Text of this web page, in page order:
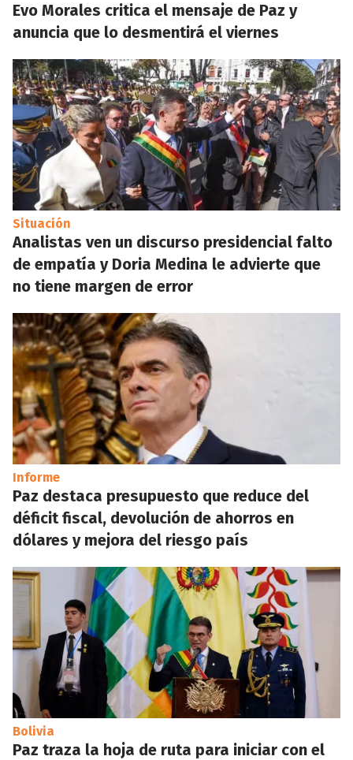
Evo Morales critica el mensaje de Paz y
anuncia que lo desmentirá el viernes
Situación
Analistas ven un discurso presidencial falto
de empatía y Doria Medina le advierte que
no tiene margen de error
Informe
Paz destaca presupuesto que reduce del
déficit fiscal, devolución de ahorros en
dólares y mejora del riesgo país
Bolivia
Paz traza la hoja de ruta para iniciar con el